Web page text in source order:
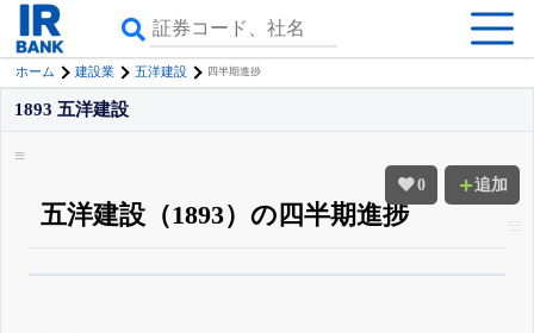
ホーム 建設業 五洋建設 四半期進捗
0 追加
1893 五洋建設
五洋建設（1893）の四半期進捗